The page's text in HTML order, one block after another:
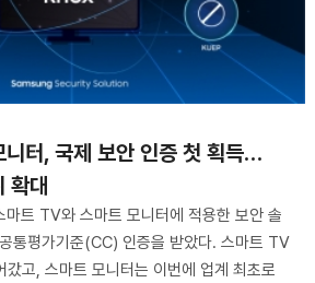
니터, 국제 보안 인증 첫 획득…
확대
트 TV와 스마트 모니터에 적용한 보안 솔
공통평가기준(CC) 인증을 받았다. 스마트 TV
갔고, 스마트 모니터는 이번에 업계 최초로